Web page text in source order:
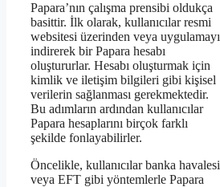
Papara’nın çalışma prensibi oldukça
basittir. İlk olarak, kullanıcılar resmi
websitesi üzerinden veya uygulamayı
indirerek bir Papara hesabı
oluştururlar. Hesabı oluşturmak için
kimlik ve iletişim bilgileri gibi kişisel
verilerin sağlanması gerekmektedir.
Bu adımların ardından kullanıcılar
Papara hesaplarını birçok farklı
şekilde fonlayabilirler.
Öncelikle, kullanıcılar banka havalesi
veya EFT gibi yöntemlerle Papara